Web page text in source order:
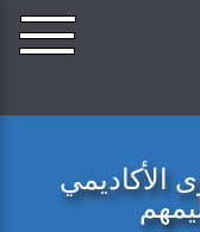
الأكاديمي